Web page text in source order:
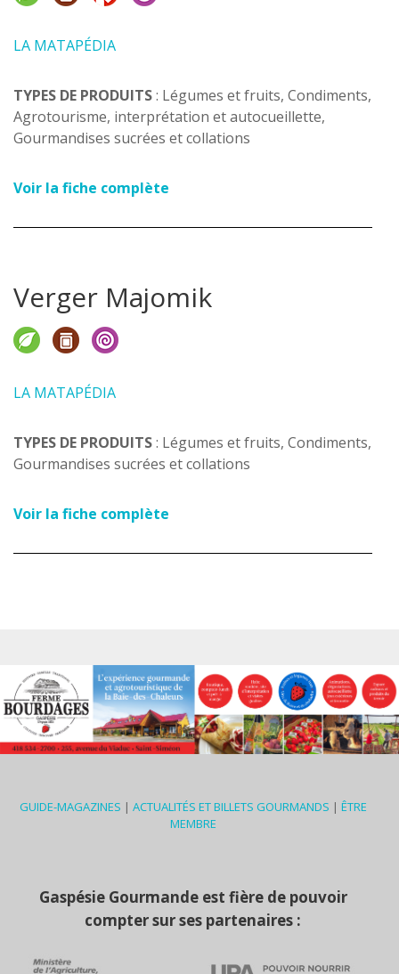
LA MATAPÉDIA
TYPES DE PRODUITS: Légumes et fruits, Condiments,
Agrotourisme, interprétation et autocueillette,
Gourmandises sucrées et collations
Voir la fiche complète
Verger Majomik
LA MATAPÉDIA
TYPES DE PRODUITS: Légumes et fruits, Condiments,
Gourmandises sucrées et collations
Voir la fiche complète
GUIDE-MAGAZINES | ACTUALITÉS ET BILLETS GOURMANDS | ÊTRE
MEMBRE
Gaspésie Gourmande est fière de pouvoir
compter sur ses partenaires :